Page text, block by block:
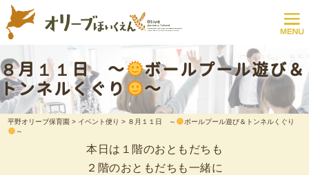
８月１１日 ～
ボールプール遊び＆
トンネルくぐり
～
平野オリーブ保育園 > イベント便り > ８月１１日 ～
ボールプール遊び＆トンネルくぐり
～
本日は１階のおともだちも
２階のおともだちも一緒に